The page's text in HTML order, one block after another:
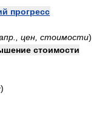
прогресс
цен, стоимости)
стоимости
)